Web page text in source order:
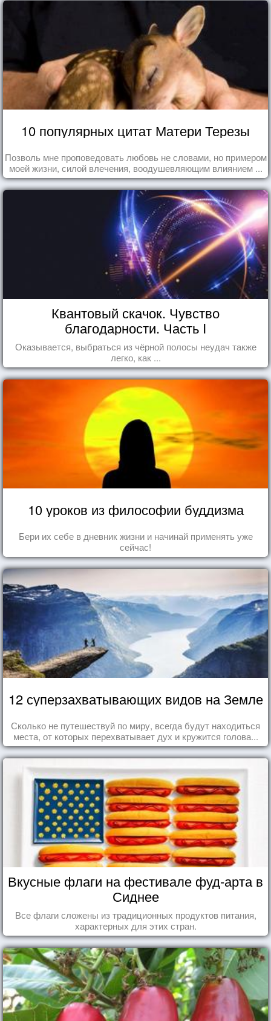
10 популярных цитат Матери Терезы
Позволь мне проповедовать любовь не словами, но примером
моей жизни, силой влечения, воодушевляющим влиянием ...
Квантовый скачок. Чувство
благодарности. Часть I
Оказывается, выбраться из чёрной полосы неудач также
легко, как ...
10 уроков из философии буддизма
Бери их себе в дневник жизни и начинай применять уже
сейчас!
12 суперзахватывающих видов на Земле
Сколько не путешествуй по миру, всегда будут находиться
места, от которых перехватывает дух и кружится голова...
Вкусные флаги на фестивале фуд-арта в
Сиднее
Все флаги сложены из традиционных продуктов питания,
характерных для этих стран.